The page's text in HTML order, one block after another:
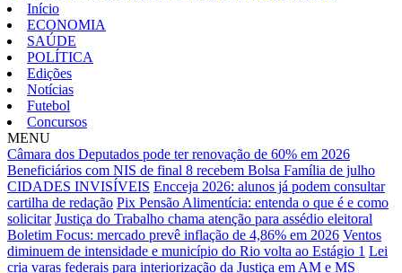
Início
ECONOMIA
SAÚDE
POLÍTICA
Edições
Notícias
Futebol
Concursos
MENU
Câmara dos Deputados pode ter renovação de 60% em 2026
Beneficiários com NIS de final 8 recebem Bolsa Família de julho
CIDADES INVISÍVEIS Encceja 2026: alunos já podem consultar
cartilha de redação Pix Pensão Alimentícia: entenda o que é e como
solicitar Justiça do Trabalho chama atenção para assédio eleitoral
Boletim Focus: mercado prevê inflação de 4,86% em 2026 Ventos
diminuem de intensidade e município do Rio volta ao Estágio 1 Lei
cria varas federais para interiorização da Justiça em AM e MS